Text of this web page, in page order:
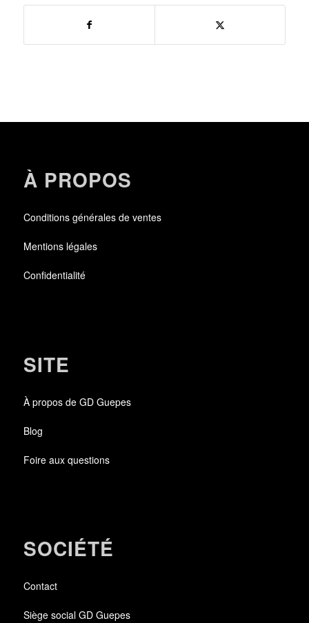
À PROPOS
Conditions générales de ventes
Mentions légales
Confidentialité
SITE
À propos de GD Guepes
Blog
Foire aux questions
SOCIÉTÉ
Contact
Siège social GD Guepes